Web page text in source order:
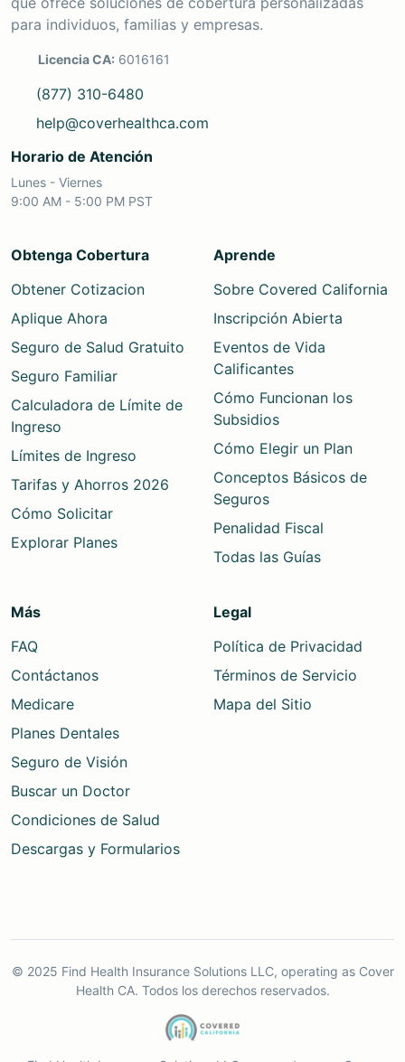
para individuos, familias y empresas.
Licencia CA: 6016161
(877) 310-6480
help@coverhealthca.com
Horario de Atención
Lunes - Viernes
9:00 AM - 5:00 PM PST
Obtenga Cobertura
Obtener Cotizacion
Aplique Ahora
Seguro de Salud Gratuito
Seguro Familiar
Calculadora de Límite de
Ingreso
Límites de Ingreso
Tarifas y Ahorros 2026
Cómo Solicitar
Explorar Planes
Aprende
Sobre Covered California
Inscripción Abierta
Eventos de Vida
Calificantes
Cómo Funcionan los
Subsidios
Cómo Elegir un Plan
Conceptos Básicos de
Seguros
Penalidad Fiscal
Todas las Guías
Más
FAQ
Contáctanos
Medicare
Planes Dentales
Seguro de Visión
Buscar un Doctor
Condiciones de Salud
Descargas y Formularios
Legal
Política de Privacidad
Términos de Servicio
Mapa del Sitio
© 2025 Find Health Insurance Solutions LLC, operating as Cover
Health CA. Todos los derechos reservados.